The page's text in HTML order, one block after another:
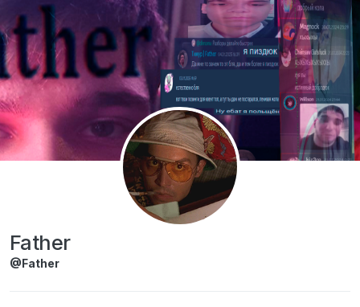
Перейти к содержимому
Father
@Father